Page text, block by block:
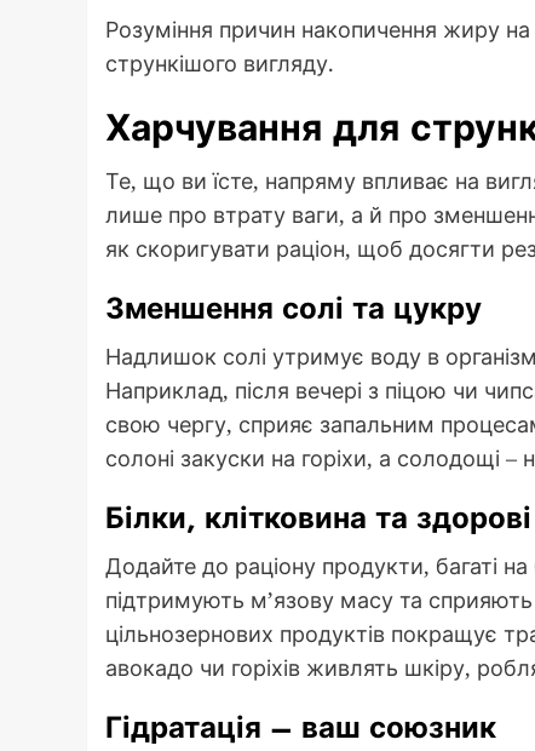
Розуміння причин накопичення жиру
стрункішого вигляду.
Харчування для
Те, що ви їсте, напряму впливає на
лише про втрату ваги, а й про
як скоригувати раціон, щоб досягти
Зменшення солі та цукру
Надлишок солі утримує воду в
Наприклад, після вечері з піцою чи
свою чергу, сприяє запальним
солоні закуски на горіхи, а солодощі –
Білки, клітковина та
Додайте до раціону продукти, багаті
підтримують м’язову масу та
цільнозернових продуктів покращує
авокадо чи горіхів живлять шкіру,
Гідратація – ваш союзник